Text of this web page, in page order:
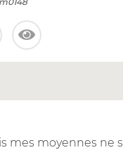
mes moyennes ne